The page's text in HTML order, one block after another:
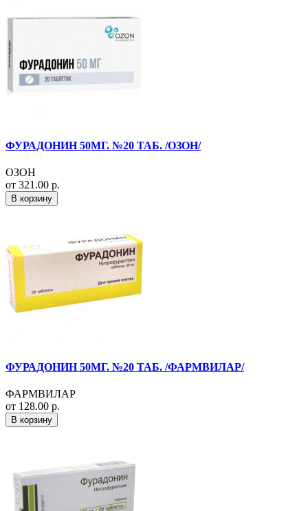
ФУРАДОНИН 50МГ. №20 ТАБ. /ОЗОН/
ОЗОН
от 321.00 р.
В корзину
ФУРАДОНИН 50МГ. №20 ТАБ. /ФАРМВИЛАР/
ФАРМВИЛАР
от 128.00 р.
В корзину